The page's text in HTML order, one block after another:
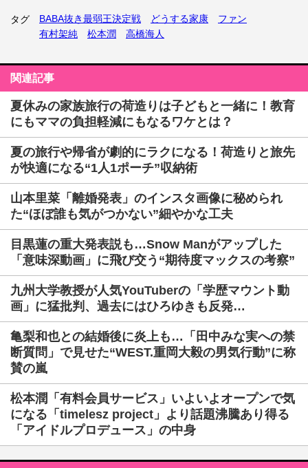
タグ BABA抜き最弱王決定戦 どうする家康
ファン
有村架純
松本潤 高橋海人
関連記事
夏休みの家族旅行の荷造りは子どもと一緒に！教育
にもママの負担軽減にもなるワケとは？
夏の旅行や帰省が劇的にラクになる！荷造りと旅先
が快適になる“1人1ポーチ”収納術
山本里菜「離婚発表」のインスタ画像に秘められ
た“ほぼ誰も気がつかない”細やかな工夫
目黒蓮の重大発表説も…Snow Manがアップした
「意味深動画」に飛び交う“期待度マックスの考察”
九州大学教授が人気YouTuberの「学歴マウント動
画」に猛批判、過去にはひろゆきも反発…
亀梨和也との結婚後に炎上も…「田中みな実への禁
断質問」で見せた“WEST.重岡大毅の男気行動”に称
賛の嵐
松本潤「有料会員サービス」いよいよオープンで気
になる「timelesz project」より話題沸騰あり得る
「アイドルプロデュース」の中身